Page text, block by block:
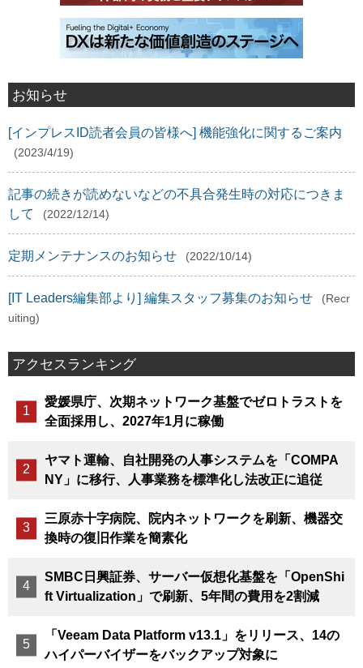
お知らせ
[インプレスID読者会員の皆様へ] 機能強化に関するご案内
(2023/4/19)
記事の続きが読めないなどの不具合発生時の対応につきま
して
(2022/12/14)
定期メンテナンスのお知らせ (2022/10/14)
[IT Leaders編集部より] 編集スタッフ募集のお知らせ
(Recr
uiting)
アクセスランキング
愛媛県庁、次期ネットワーク基盤でゼロトラストを
全面採用し、2027年1月に稼働
ヤマト運輸、自社開発の人事システムを「COMPA
NY」に移行、人事業務を標準化し法改正に追従
三原赤十字病院、院内ネットワークを刷新、機器交
換時の復旧作業を簡素化
SMBC日興証券、サーバー仮想化基盤を「OpenShi
ft Virtualization」で刷新、5年間の費用を2割減
「Veeam Data Platform v13.1」をリリース、14の
ハイパーバイザーをバックアップ対象に